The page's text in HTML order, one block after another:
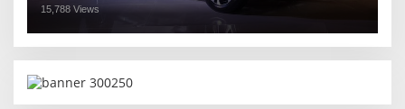
15,788 Views